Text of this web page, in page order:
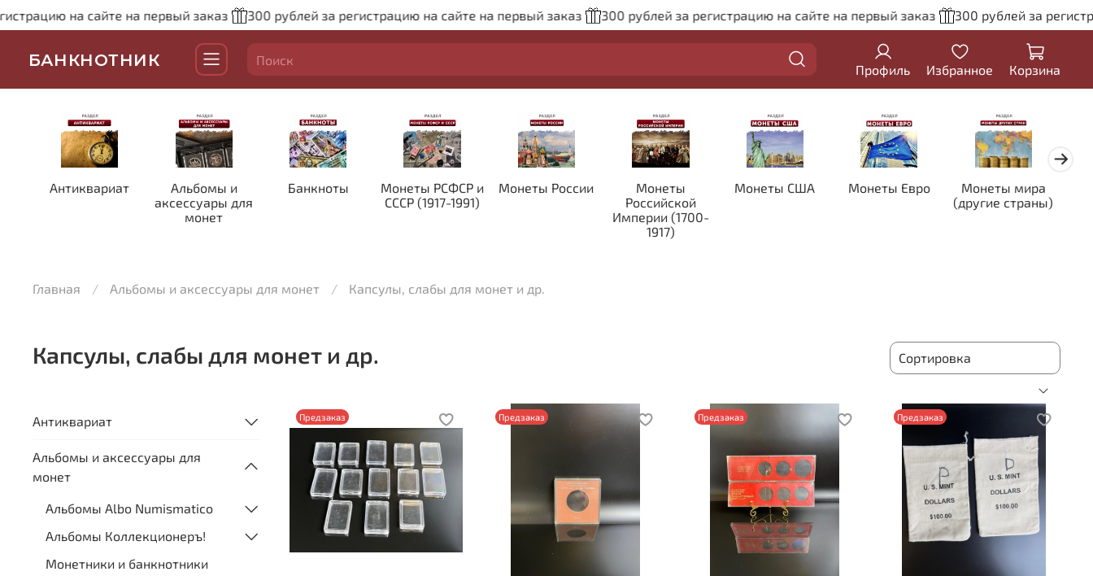
на сайте на первый заказ 300 рублей за регистрацию на сайте на первый заказ 300 рублей за регистрацию на сайте на первый заказ 300 рублей за
БАНКНОТНИК
Профиль Избранное Корзина
Антиквариат
Альбомы и
аксессуары для
монет
Банкноты
Монеты РСФСР и
СССР (1917-1991)
Монеты России
Монеты
Российской
Империи (1700-
1917)
Монеты США Монеты Евро
Монеты мира
(другие страны)
Главная Альбомы и аксессуары для монет Капсулы, слабы для монет и др.
Капсулы, слабы для монет и др.
Предзаказ Предзаказ Предзаказ Предзаказ
Антиквариат
Альбомы и аксессуары для
монет
Альбомы Albo Numismatico
Альбомы Коллекционеръ!
Монетники и банкнотники